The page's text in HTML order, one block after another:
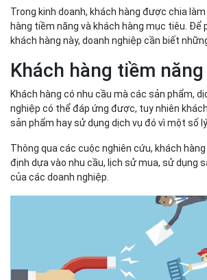
Trong kinh doanh, khách hàng được chia
hàng tiềm năng và khách hàng mục tiêu. Để
khách hàng này, doanh nghiệp cần biết
Khách hàng tiềm năng
Khách hàng có nhu cầu mà các sản phẩm,
nghiệp có thể đáp ứng được, tuy nhiên
sản phẩm hay sử dụng dịch vụ đó vì một số lý
Thông qua các cuộc nghiên cứu, khách
định dựa vào nhu cầu, lịch sử mua, sử dụng
của các doanh nghiệp.